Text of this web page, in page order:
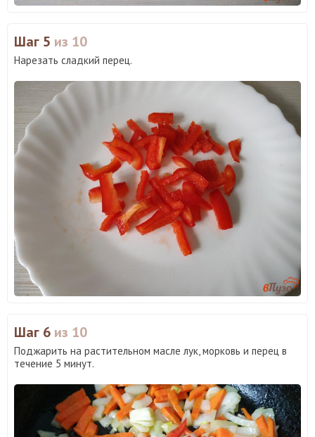
Шаг 5 из 10
Нарезать сладкий перец.
Шаг 6 из 10
Поджарить на растительном масле лук, морковь и перец в
течение 5 минут.